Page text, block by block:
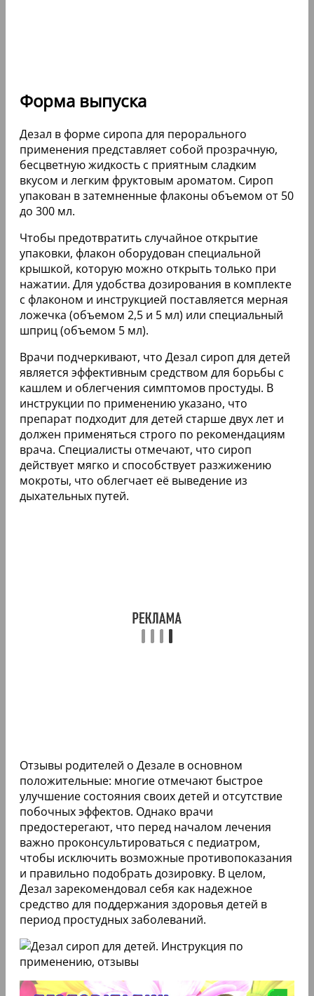
Форма выпуска
Дезал в форме сиропа для перорального
применения представляет собой прозрачную,
бесцветную жидкость с приятным сладким
вкусом и легким фруктовым ароматом. Сироп
упакован в затемненные флаконы объемом от 50
до 300 мл.
Чтобы предотвратить случайное открытие
упаковки, флакон оборудован специальной
крышкой, которую можно открыть только при
нажатии. Для удобства дозирования в комплекте
с флаконом и инструкцией поставляется мерная
ложечка (объемом 2,5 и 5 мл) или специальный
шприц (объемом 5 мл).
Врачи подчеркивают, что Дезал сироп для детей
является эффективным средством для борьбы с
кашлем и облегчения симптомов простуды. В
инструкции по применению указано, что
препарат подходит для детей старше двух лет и
должен применяться строго по рекомендациям
врача. Специалисты отмечают, что сироп
действует мягко и способствует разжижению
мокроты, что облегчает её выведение из
дыхательных путей.
Отзывы родителей о Дезале в основном
положительные: многие отмечают быстрое
улучшение состояния своих детей и отсутствие
побочных эффектов. Однако врачи
предостерегают, что перед началом лечения
важно проконсультироваться с педиатром,
чтобы исключить возможные противопоказания
и правильно подобрать дозировку. В целом,
Дезал зарекомендовал себя как надежное
средство для поддержания здоровья детей в
период простудных заболеваний.